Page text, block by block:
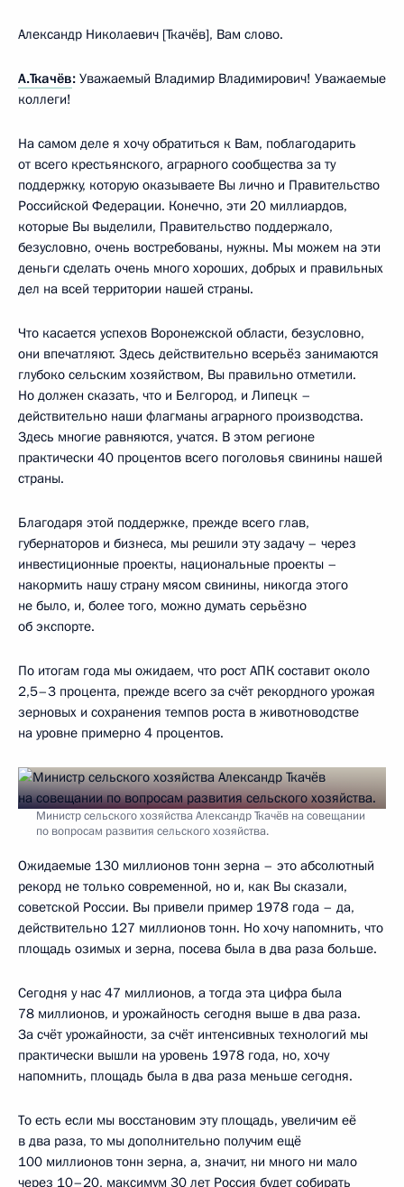
Александр Николаевич [Ткачёв], Вам слово.
А.Ткачёв: Уважаемый Владимир Владимирович! Уважаемые
коллеги!
На самом деле я хочу обратиться к Вам, поблагодарить
от всего крестьянского, аграрного сообщества за ту
поддержку, которую оказываете Вы лично и Правительство
Российской Федерации. Конечно, эти 20 миллиардов,
которые Вы выделили, Правительство поддержало,
безусловно, очень востребованы, нужны. Мы можем на эти
деньги сделать очень много хороших, добрых и правильных
дел на всей территории нашей страны.
Что касается успехов Воронежской области, безусловно,
они впечатляют. Здесь действительно всерьёз занимаются
глубоко сельским хозяйством, Вы правильно отметили.
Но должен сказать, что и Белгород, и Липецк –
действительно наши флагманы аграрного производства.
Здесь многие равняются, учатся. В этом регионе
практически 40 процентов всего поголовья свинины нашей
страны.
Благодаря этой поддержке, прежде всего глав,
губернаторов и бизнеса, мы решили эту задачу – через
инвестиционные проекты, национальные проекты –
накормить нашу страну мясом свинины, никогда этого
не было, и, более того, можно думать серьёзно
об экспорте.
По итогам года мы ожидаем, что рост АПК составит около
2,5–3 процента, прежде всего за счёт рекордного урожая
зерновых и сохранения темпов роста в животноводстве
на уровне примерно 4 процентов.
Министр сельского хозяйства Александр Ткачёв на совещании
по вопросам развития сельского хозяйства.
Ожидаемые 130 миллионов тонн зерна – это абсолютный
рекорд не только современной, но и, как Вы сказали,
советской России. Вы привели пример 1978 года – да,
действительно 127 миллионов тонн. Но хочу напомнить, что
площадь озимых и зерна, посева была в два раза больше.
Сегодня у нас 47 миллионов, а тогда эта цифра была
78 миллионов, и урожайность сегодня выше в два раза.
За счёт урожайности, за счёт интенсивных технологий мы
практически вышли на уровень 1978 года, но, хочу
напомнить, площадь была в два раза меньше сегодня.
То есть если мы восстановим эту площадь, увеличим её
в два раза, то мы дополнительно получим ещё
100 миллионов тонн зерна, а, значит, ни много ни мало
через 10–20, максимум 30 лет Россия будет собирать